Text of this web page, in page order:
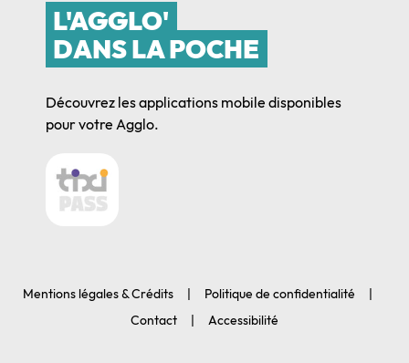
L'AGGLO'
DANS LA POCHE
Découvrez les applications mobile disponibles
pour votre Agglo.
Mentions légales & Crédits
Politique de confidentialité
Contact
Accessibilité